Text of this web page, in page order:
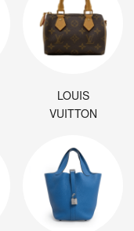
LOUIS
VUITTON